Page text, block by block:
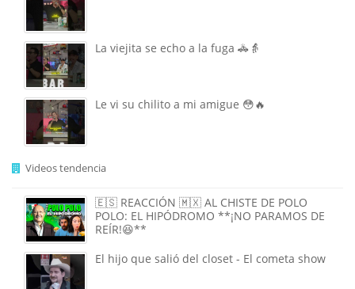
La viejita se echo a la fuga 🚓👵
Le vi su chilito a mi amigue 😳🔥
Videos tendencia
🇪🇸 REACCIÓN 🇲🇽 AL CHISTE DE POLO
POLO: EL HIPÓDROMO **¡NO PARAMOS DE
REÍR!😆**
El hijo que salió del closet - El cometa show